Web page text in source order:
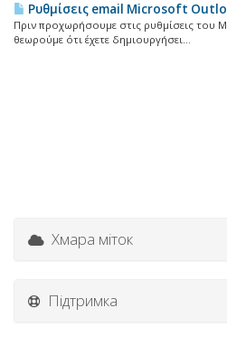
Ρυθμίσεις email Microsoft
Πριν προχωρήσουμε στις ρυθμίσεις του
θεωρούμε ότι έχετε δημιουργήσει...
Хмара міток
Підтримка